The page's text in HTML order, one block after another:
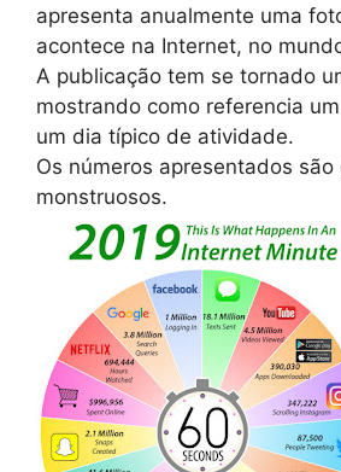
apresenta anualmente uma
acontece na Internet, no
A publicação tem se tornado
mostrando como referencia
um dia típico de atividade.
Os números apresentados são
monstruosos.